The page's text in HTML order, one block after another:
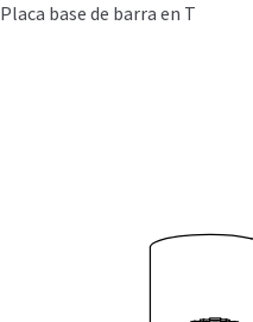
Placa base de barra en T